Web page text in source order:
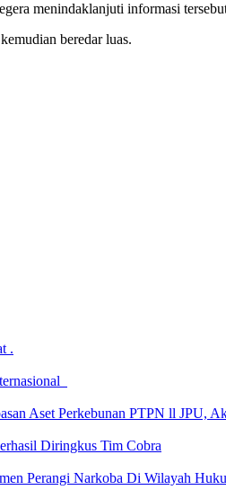
menindaklanjuti informasi
beredar luas.
.
Aset Perkebunan PTPN ll JPU,
Diringkus Tim Cobra
Perangi Narkoba Di Wilayah